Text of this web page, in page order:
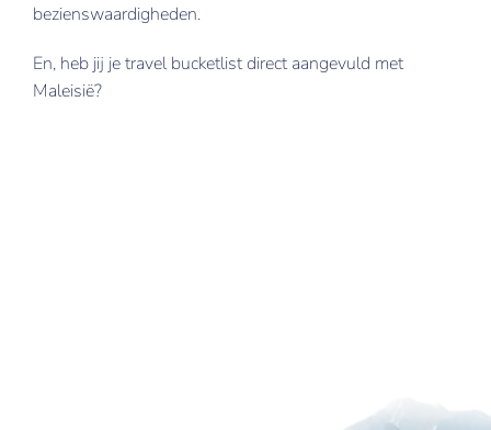
bezienswaardigheden.
En, heb jij je travel bucketlist direct aangevuld met
Maleisië?